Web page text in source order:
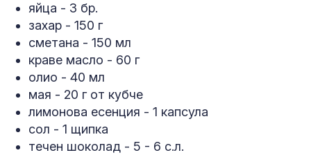
яйца - 3 бр.
захар - 150 г
сметана - 150 мл
краве масло - 60 г
олио - 40 мл
мая - 20 г от кубче
лимонова есенция - 1 капсула
сол - 1 щипка
течен шоколад - 5 - 6 с.л.